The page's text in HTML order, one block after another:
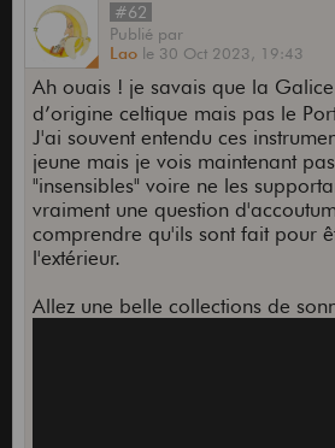
#62
Publié par
Lao le 30 Oct 2023, 19:43
Ah ouais ! je savais que la
d’origine celtique mais pas le
J'ai souvent entendu ces
jeune mais je vois maintenant
"insensibles" voire ne les
vraiment une question
comprendre qu'ils sont fait pour
l'extérieur.
Allez une belle collections de